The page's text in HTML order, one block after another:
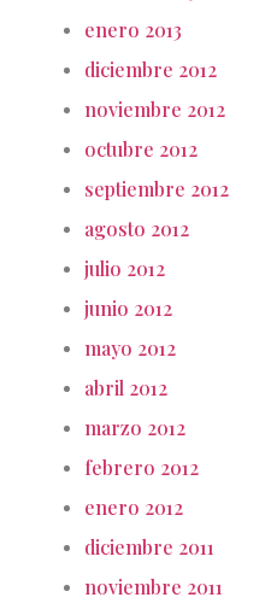
enero 2013
diciembre 2012
noviembre 2012
octubre 2012
septiembre 2012
agosto 2012
julio 2012
junio 2012
mayo 2012
abril 2012
marzo 2012
febrero 2012
enero 2012
diciembre 2011
noviembre 2011